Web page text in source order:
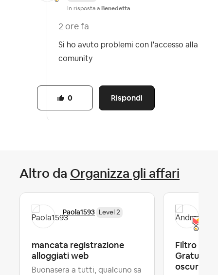
In risposta a Benedetta
2 ore fa
Si ho avuto problemi con l'accesso alla
comunity
Rispondi
0
Altro da Organizza gli affari
Paola1593 Level 2
mancata registrazione
alloggiati web
Buonasera a tutti, qualcuno sa
Filtro
Gratuita:
oscura se